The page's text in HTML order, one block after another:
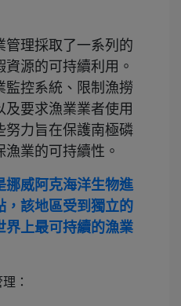
管理採取了一系列的
源的可持續利用。
監控系統、限制漁撈
要求漁業業者使用
努力旨在保護南極磷
業的可持續性。
挪威阿克海洋生物進
，該地區受到獨立的
界上最可持續的漁業